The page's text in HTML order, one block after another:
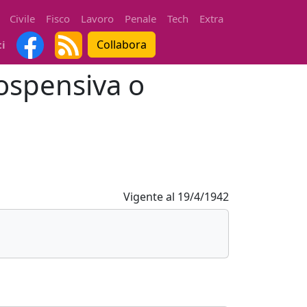
Civile Fisco Lavoro Penale Tech
Extra
Collabora
o
Vigente al 19/4/1942